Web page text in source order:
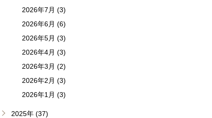
2026年7月 (3)
2026年6月 (6)
2026年5月 (3)
2026年4月 (3)
2026年3月 (2)
2026年2月 (3)
2026年1月 (3)
2025年 (37)